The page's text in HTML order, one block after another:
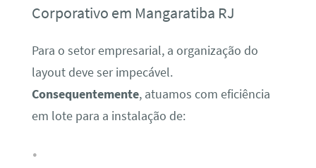
Corporativo em Mangaratiba RJ
Para o setor empresarial, a organização do
layout deve ser impecável.
Consequentemente, atuamos com eficiência
em lote para a instalação de: